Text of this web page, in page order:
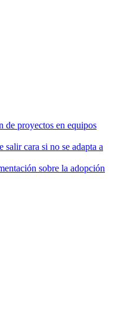
de proyectos en equipos
salir cara si no se adapta a
sobre la adopción